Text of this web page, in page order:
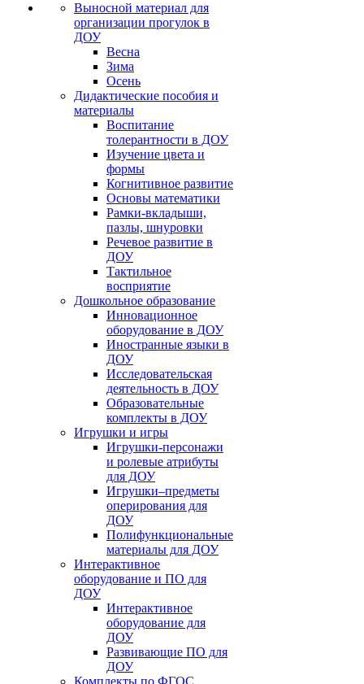
Выносной материал для
организации прогулок в
ДОУ
Весна
Зима
Осень
Дидактические пособия и
материалы
Воспитание
толерантности в ДОУ
Изучение цвета и
формы
Когнитивное развитие
Основы математики
Рамки-вкладыши,
пазлы, шнуровки
Речевое развитие в
ДОУ
Тактильное
восприятие
Дошкольное образование
Инновационное
оборудование в ДОУ
Иностранные языки в
ДОУ
Исследовательская
деятельность в ДОУ
Образовательные
комплекты в ДОУ
Игрушки и игры
Игрушки-персонажи
и ролевые атрибуты
для ДОУ
Игрушки–предметы
оперирования для
ДОУ
Полифункциональные
материалы для ДОУ
Интерактивное
оборудование и ПО для
ДОУ
Интерактивное
оборудование для
ДОУ
Развивающие ПО для
ДОУ
Комплекты по ФГОС